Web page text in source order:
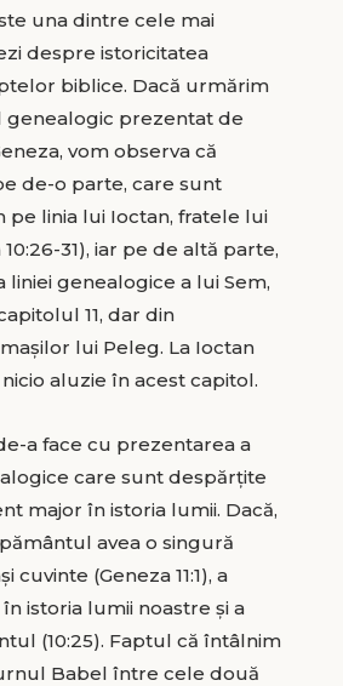
una dintre cele mai
despre istoricitatea
biblice. Dacă urmărim
genealogic prezentat de
vom observa că
de-o parte, care sunt
pe linia lui Ioctan, fratele lui
31), iar pe de altă parte,
liniei genealogice a lui Sem,
11, dar din
lui Peleg. La Ioctan
aluzie în acest capitol.
a face cu prezentarea a
care sunt despărţite
major în istoria lumii. Dacă,
avea o singură
cuvinte (Geneza 11:1), a
istoria lumii noastre şi a
(10:25). Faptul că întâlnim
Babel între cele două